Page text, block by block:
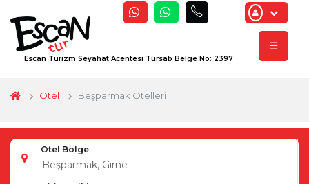
Escan Turizm Seyahat Acentesi Türsab Belge No: 2397
☰
Otel Beşparmak Otelleri
Otel Bölge